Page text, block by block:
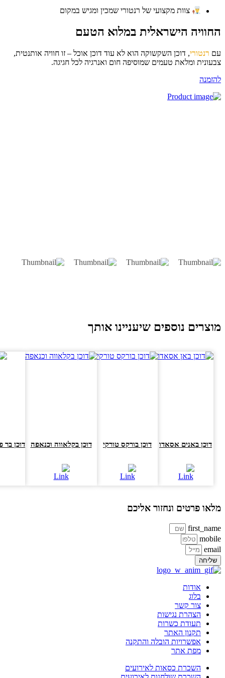
צוות מקצועי של רנטורי שמכין ומגיש במקום
הישראלית במלוא הטעם
רנטורי, דוכן השקשוקה הוא לא עוד דוכן אוכל – זו חוויה אותנטית,
ומלאת טעמים שמוסיפה חום ואנרגיה לכל חגיגה.
נוספים שיעניינו אותך
דוכן באנים אסאדו דוכן בורקס טורקי דוכן בקלאווה וכנאפה דוכן בר
פרטים ונחזור אליכם
שליחה
אודות
בלוג
צור קשר
הצהרת נגישות
תעודת כשרות
תקנון האתר
אפשרויות הובלה והתקנה
מפת אתר
השכרת כסאות לאירועים